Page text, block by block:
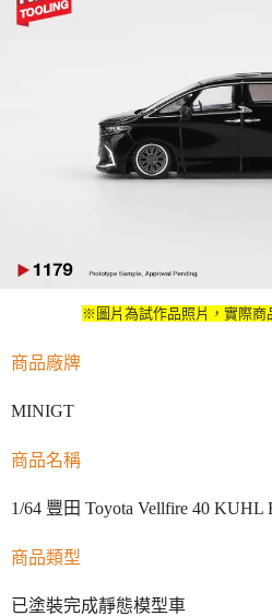
※圖片為試作品照片，實際
商品廠牌
MINIGT
商品名稱
1/64 豐田 Toyota Vellfire 40 KUHL
商品類型
已塗裝完成靜態模型車